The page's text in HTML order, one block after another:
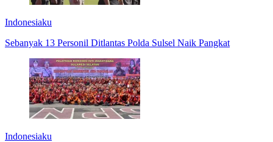
Indonesiaku
Sebanyak 13 Personil Ditlantas Polda Sulsel Naik Pangkat
Indonesiaku